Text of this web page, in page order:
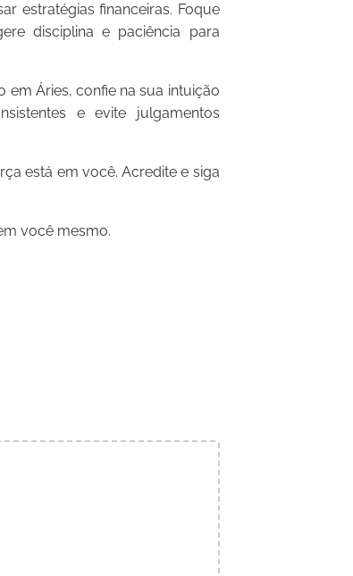
estratégias financeiras. Foque
disciplina e paciência para
Áries, confie na sua intuição
e evite julgamentos
está em você. Acredite e siga
você mesmo.